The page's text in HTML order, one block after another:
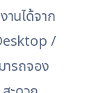
านได้จาก
/
รถจอง